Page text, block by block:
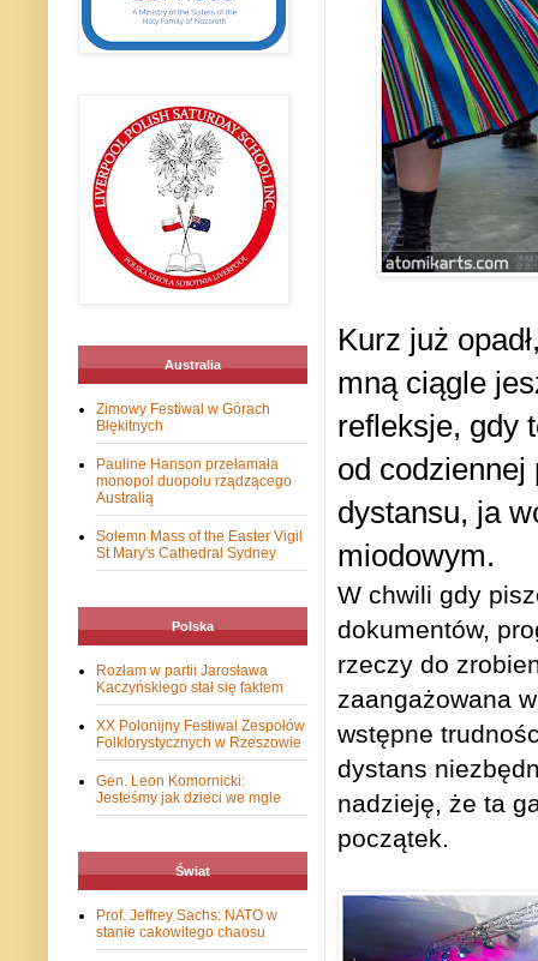
Kurz już
mną ciągle
refleksje, gdy
od codziennej
dystansu, ja
miodowym.
W chwili gdy
dokumentów,
rzeczy do
zaangażowana
wstępne
dystans
nadzieję, że ta
początek.
Australia
Zimowy Festiwal w Górach
Błękitnych
Pauline Hanson przełamała
monopol duopolu rządzącego
Australią
Solemn Mass of the Easter Vigil
St Mary's Cathedral Sydney
Polska
Rozłam w partii Jarosława
Kaczyńskiego stał się faktem
XX Polonijny Festiwal Zespołów
Folklorystycznych w Rzeszowie
Gen. Leon Komornicki:
Jesteśmy jak dzieci we mgle
Świat
Prof. Jeffrey Sachs: NATO w
stanie cakowitego chaosu